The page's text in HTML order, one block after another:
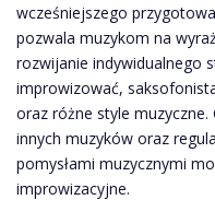
wcześniejszego
pozwala muzykom na
rozwijanie indywidualnego
improwizować,
oraz różne style
innych muzyków oraz
pomysłami muzycznymi
improwizacyjne.